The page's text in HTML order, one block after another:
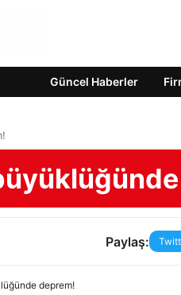
Güncel Haberler
Paylaş:
deprem!